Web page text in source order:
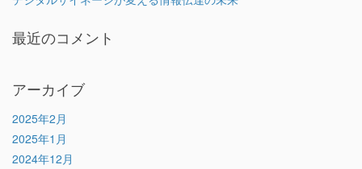
最近のコメント
アーカイブ
2025年2月
2025年1月
2024年12月